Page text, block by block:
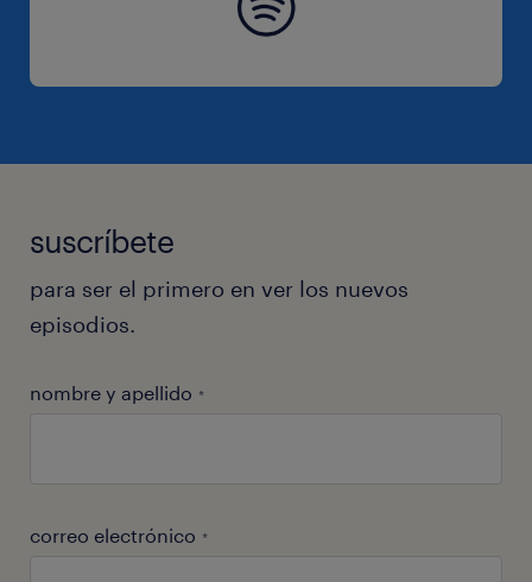
suscríbete
para ser el primero en ver los nuevos
episodios.
nombre y apellido *
correo electrónico *